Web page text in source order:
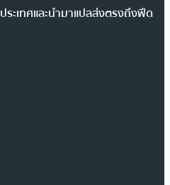
ระเทศและนำมาแปลส่งตรงถึงฟีด